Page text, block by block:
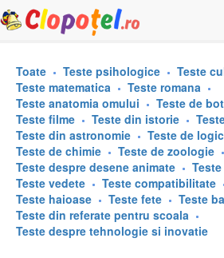
Toate Teste psihologice
Teste
Teste matematica
Teste romana
Teste anatomia omului
Teste de
Teste filme
Teste din istorie
Teste din astronomie
Teste de
Teste de chimie
Teste de zoologie
Teste despre desene animate
Teste vedete
Teste compatibilitate
Teste haioase
Teste fete Teste
Teste din referate pentru scoala
Teste despre tehnologie si inovatie